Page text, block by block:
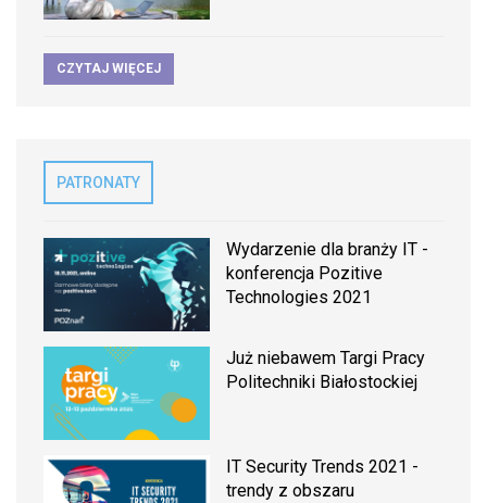
CZYTAJ WIĘCEJ
PATRONATY
Wydarzenie dla branży IT -
konferencja Pozitive
Technologies 2021
Już niebawem Targi Pracy
Politechniki Białostockiej
IT Security Trends 2021 -
trendy z obszaru